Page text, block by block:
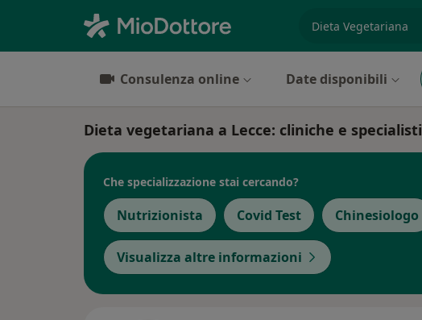
Consulenza online Date disponibili
Dieta vegetariana a Lecce: cliniche e specialisti
Che specializzazione stai cercando?
Nutrizionista Covid Test Chinesiologo
Visualizza altre informazioni